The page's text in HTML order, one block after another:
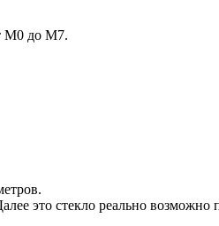
М0 до М7.
это стекло реально возможно